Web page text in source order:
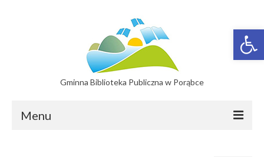
Gminna Biblioteka Publiczna w Porąbce
Menu